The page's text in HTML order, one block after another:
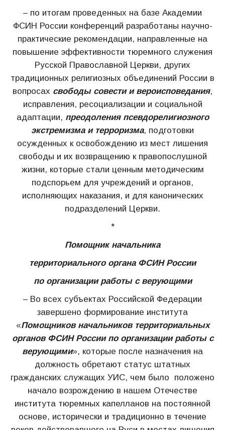
– по итогам проведенных на базе Академии
ФСИН России конференций разработаны научно-
практические рекомендации, направленные на
повышение эффективности тюремного служения
Русской Православной Церкви, других
традиционных религиозных объединений России в
вопросах свободы совести и вероисповедания,
исправления, ресоциализации и социальной
адаптации, преодоления псевдорелигиозного
экстремизма и терроризма, подготовки
осужденных к освобождению из мест лишения
свободы и их возвращению к правопослушной
жизни, которые стали ценным методическим
подспорьем для учреждений и органов,
исполняющих наказания, и для канонических
подразделений Церкви.
*
Помощник начальника
территориального органа ФСИН России
по организации работы с верующими
– Во всех субъектах Российской Федерации
завершено формирование института
«Помощников начальников территориальных
органов ФСИН России по организации работы с
верующими», которые после назначения на
должность обретают статус штатных
гражданских служащих УИС, чем было положено
начало возрождению в нашем Отечестве
института тюремных капелланов на постоянной
основе, исторически и традиционно в течение